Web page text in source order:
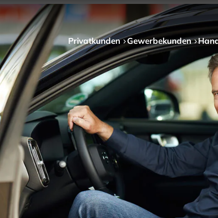
Privat­kunden Gewerbe­kunden